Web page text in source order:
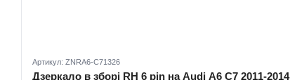
Артикул: ZNRA6-C71326
Дзеркало в зборі RH 6 pin на Audi A6 C7 2011-2014